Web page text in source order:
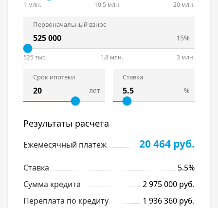
1 млн. 10.5 млн. 20 млн.
Первоначальный взнос
15%
525 тыс. 1.8 млн. 3 млн.
Срок ипотеки
лет
Ставка
%
Результаты расчета
Ежемесячный платеж 20 464 руб.
Ставка
5.5%
Сумма кредита
2 975 000 руб.
Переплата по кредиту
1 936 360 руб.